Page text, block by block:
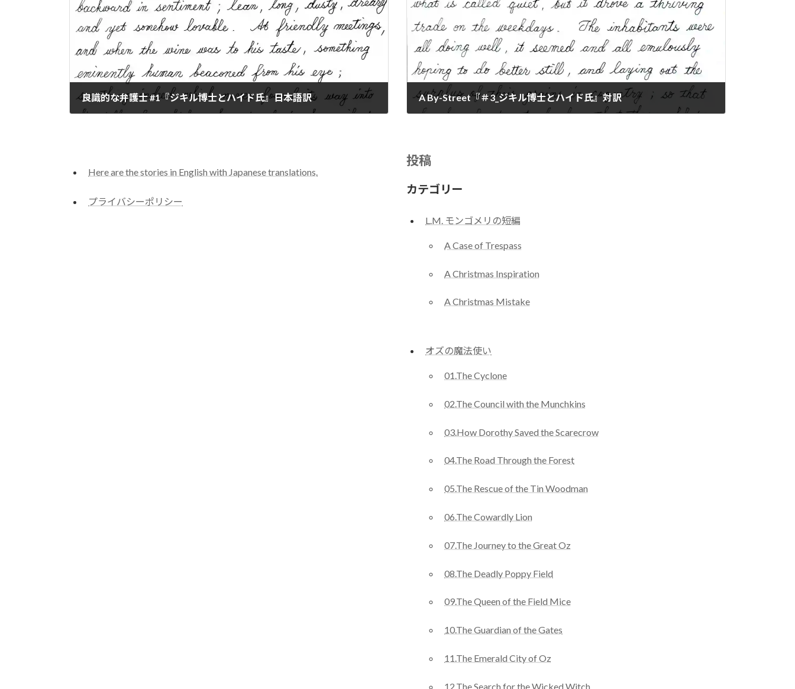
良識的な弁護士 #1『ジキル博士とハイド氏』日本語訳 A By-Street『＃3_ジキル博士とハイド氏』対訳
Here are the stories in English with Japanese translations.
プライバシーポリシー
投稿
カテゴリー
L.M. モンゴメリの短編
A Case of Trespass
A Christmas Inspiration
A Christmas Mistake
オズの魔法使い
01.The Cyclone
02.The Council with the Munchkins
03.How Dorothy Saved the Scarecrow
04.The Road Through the Forest
05.The Rescue of the Tin Woodman
06.The Cowardly Lion
07.The Journey to the Great Oz
08.The Deadly Poppy Field
09.The Queen of the Field Mice
10.The Guardian of the Gates
11.The Emerald City of Oz
12.The Search for the Wicked Witch